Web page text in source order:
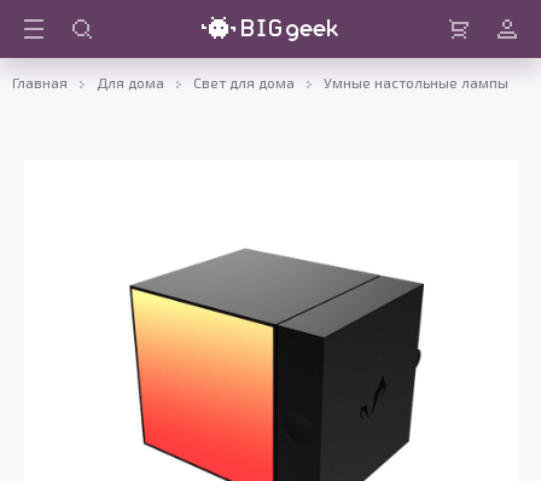
Войти
Главная Для дома Свет для дома Умные настольные лампы